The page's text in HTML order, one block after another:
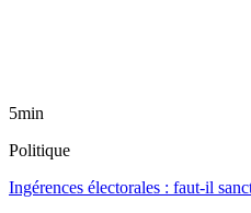
5min
Politique
Ingérences électorales : faut-il